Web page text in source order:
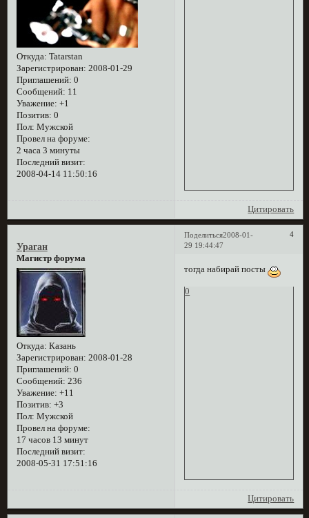
Откуда: Tatarstan
Зарегистрирован: 2008-01-29
Приглашений: 0
Сообщений: 11
Уважение: +1
Позитив: 0
Пол: Мужской
Провел на форуме:
2 часа 3 минуты
Последний визит:
2008-04-14 11:50:16
Цитировать
Поделиться 4
2008-01-
29 19:44:47
Ураган
Магистр форума
Откуда: Казань
Зарегистрирован: 2008-01-28
Приглашений: 0
Сообщений: 236
Уважение: +11
Позитив: +3
Пол: Мужской
Провел на форуме:
17 часов 13 минут
Последний визит:
2008-05-31 17:51:16
тогда набирай посты
0
Цитировать